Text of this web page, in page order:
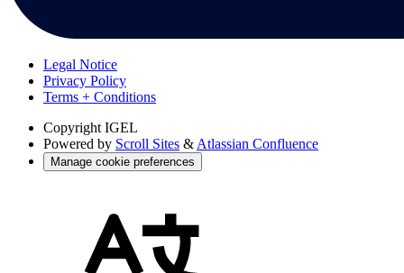
Legal Notice
Privacy Policy
Terms + Conditions
Copyright IGEL
Powered by Scroll Sites & Atlassian Confluence
Manage cookie preferences